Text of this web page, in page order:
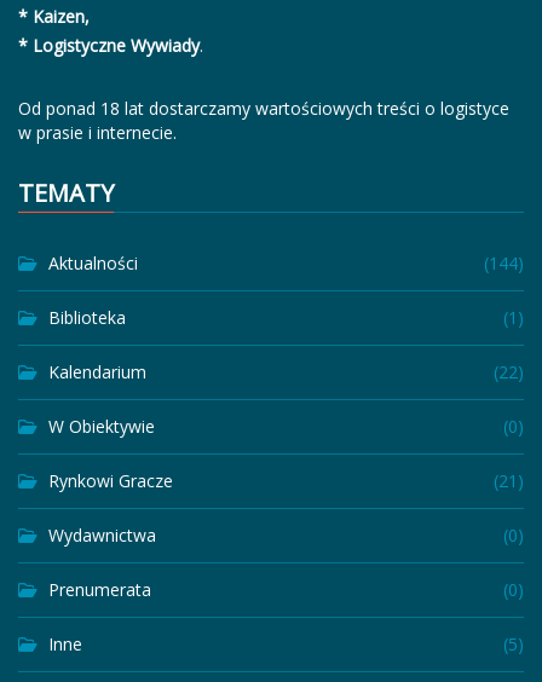
* Kaizen,
* Logistyczne Wywiady.
Od ponad 18 lat dostarczamy wartościowych treści o logistyce
w prasie i internecie.
TEMATY
Aktualności (144)
Biblioteka (1)
Kalendarium (22)
W Obiektywie (0)
Rynkowi Gracze (21)
Wydawnictwa (0)
Prenumerata (0)
Inne (5)